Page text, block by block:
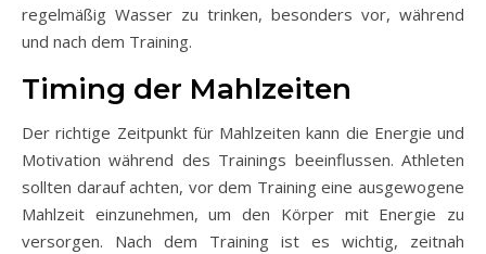
regelmäßig Wasser zu trinken, besonders vor, während
und nach dem Training.
Timing der Mahlzeiten
Der richtige Zeitpunkt für Mahlzeiten kann die Energie und
Motivation während des Trainings beeinflussen. Athleten
sollten darauf achten, vor dem Training eine ausgewogene
Mahlzeit einzunehmen, um den Körper mit Energie zu
versorgen. Nach dem Training ist es wichtig, zeitnah